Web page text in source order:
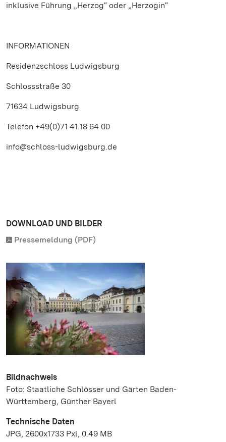
inklusive Führung „Herzog“ oder „Herzogin“
INFORMATIONEN
Residenzschloss Ludwigsburg
Schlossstraße 30
71634 Ludwigsburg
Telefon +49(0)71 41.18 64 00
info@schloss-ludwigsburg.de
DOWNLOAD UND BILDER
Pressemeldung (PDF)
Bildnachweis
Foto: Staatliche Schlösser und Gärten Baden-
Württemberg, Günther Bayerl
Technische Daten
JPG, 2600x1733 Pxl, 0.49 MB